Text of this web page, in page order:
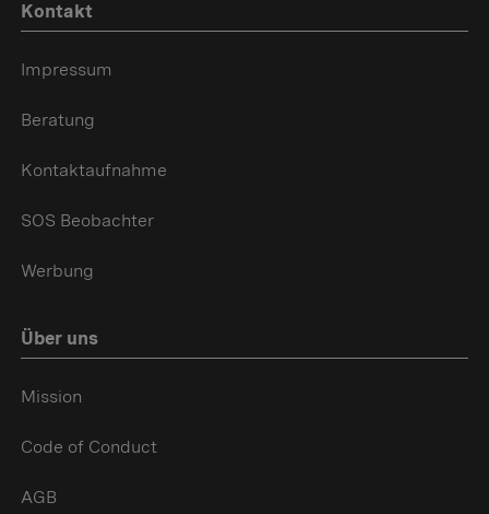
Kontakt
Impressum
Beratung
Kontaktaufnahme
SOS Beobachter
Werbung
Über uns
Mission
Code of Conduct
AGB